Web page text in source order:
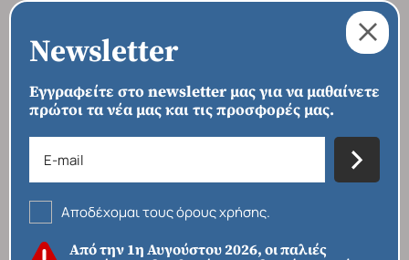
Newsletter
Εγγραφείτε στο newsletter μας για να μαθαίνετε
πρώτοι τα νέα μας και τις προσφορές μας.
Αποδέχομαι τους όρους χρήσης.
Από την 1η Αυγούστου 2026, οι παλιές
ΑΡΧΙΚΗ › ΠΡΟΟΡΙΣΜΟΙ › ΑΜΕΡΙΚΗ › ΝΟΤΙΑ ΑΜΕΡΙΚΗ
ΑΡΓΕΝΤΙΝΗ
Αργεντινή
ΦΙΛΤΡΑ ΑΝΑΖΗΤΗΣΗΣ